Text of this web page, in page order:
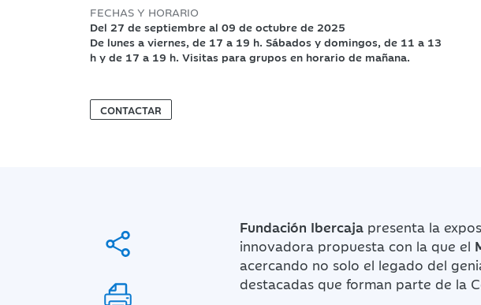
FECHAS Y HORARIO
Del 27 de septiembre al 09 de octubre de 2025
De lunes a viernes, de 17 a 19 h. Sábados y domingos, de 11 a 13
h y de 17 a 19 h. Visitas para grupos en horario de mañana.
CONTACTAR
Fundación Ibercaja presenta la
innovadora propuesta con la que el
acercando no solo el legado del
destacadas que forman parte de la